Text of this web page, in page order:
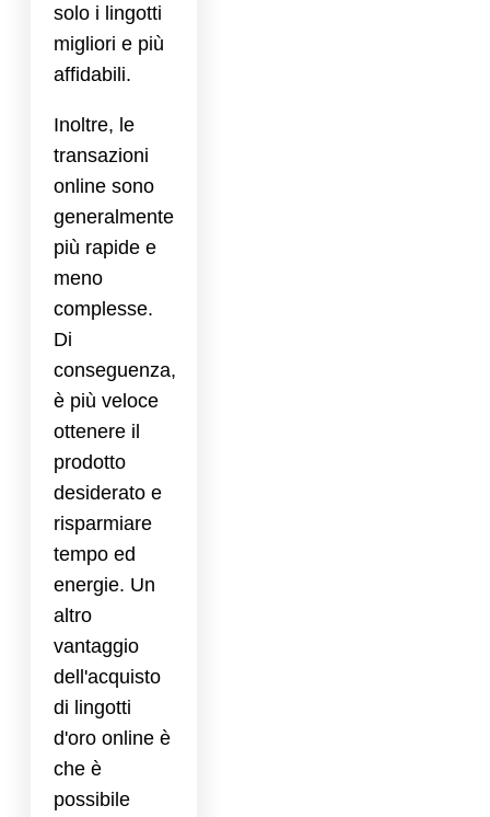
solo i lingotti
migliori e più
affidabili.
Inoltre, le
transazioni
online sono
generalmente
più rapide e
meno
complesse.
Di
conseguenza,
è più veloce
ottenere il
prodotto
desiderato e
risparmiare
tempo ed
energie. Un
altro
vantaggio
dell'acquisto
di lingotti
d'oro online è
che è
possibile